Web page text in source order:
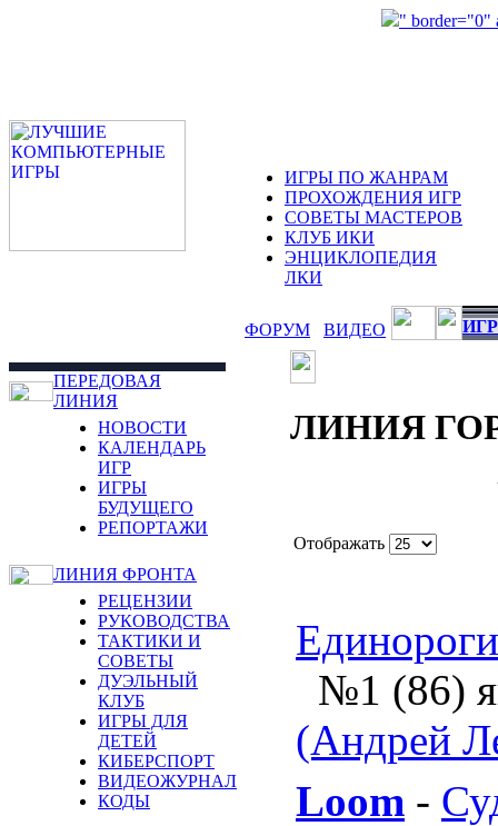
" border="0"
ИГРЫ ПО ЖАНРАМ
ПРОХОЖДЕНИЯ ИГР
СОВЕТЫ МАСТЕРОВ
КЛУБ ИКИ
ЭНЦИКЛОПЕДИЯ
ЛКИ
ФОРУМ ВИДЕО
ПЕРЕДОВАЯ
ЛИНИЯ
НОВОСТИ
КАЛЕНДАРЬ
ИГР
ИГРЫ
БУДУЩЕГО
РЕПОРТАЖИ
ЛИНИЯ ФРОНТА
РЕЦЕНЗИИ
РУКОВОДСТВА
ТАКТИКИ И
СОВЕТЫ
ДУЭЛЬНЫЙ
КЛУБ
ИГРЫ ДЛЯ
ДЕТЕЙ
КИБЕРСПОРТ
ВИДЕОЖУРНАЛ
КОДЫ
ЛИНИЯ
Отображать
Единороги
№1 (86)
(Андрей
Loom -